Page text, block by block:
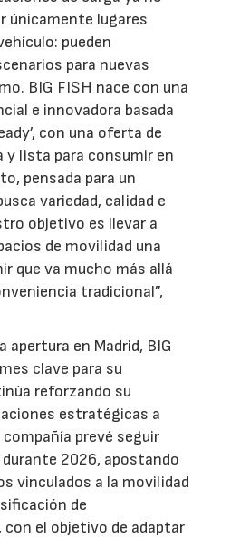
únicamente lugares
pueden
para nuevas
BIG FISH nace con una
e innovadora basada
con una oferta de
y lista para consumir en
pensada para un
variedad, calidad e
objetivo es llevar a
de movilidad una
que va mucho más allá
tradicional”,
apertura en Madrid, BIG
clave para su
reforzando su
estratégicas a
prevé seguir
2026, apostando
vinculados a la movilidad
de
el objetivo de adaptar